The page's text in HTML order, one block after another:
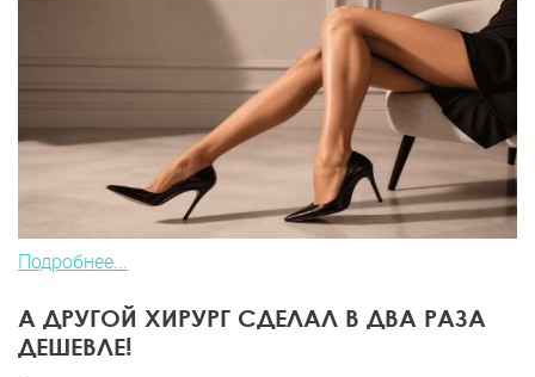
Подробнее...
А ДРУГОЙ ХИРУРГ СДЕЛАЛ В ДВА РАЗА
ДЕШЕВЛЕ!